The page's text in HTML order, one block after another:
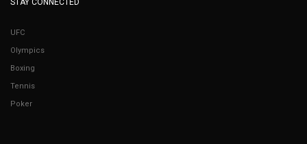
UFC
Olympics
Boxing
Tennis
Poker